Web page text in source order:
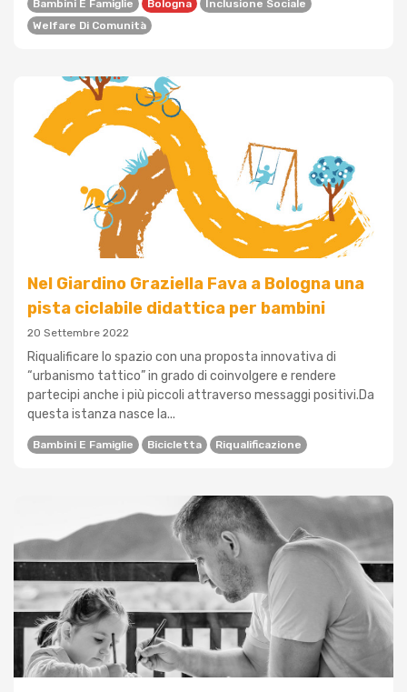
Bambini E Famiglie Bologna
Inclusione Sociale
Welfare Di Comunità
Nel Giardino Graziella Fava a Bologna una
pista ciclabile didattica per bambini
20 Settembre 2022
Riqualificare lo spazio con una proposta innovativa di
“urbanismo tattico” in grado di coinvolgere e rendere
partecipi anche i più piccoli attraverso messaggi positivi.Da
questa istanza nasce la...
Bambini E Famiglie Bicicletta Riqualificazione